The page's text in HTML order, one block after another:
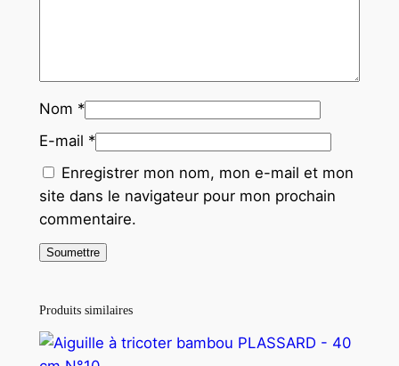
Nom *
E-mail *
Enregistrer mon nom, mon e-mail et mon
site dans le navigateur pour mon prochain
commentaire.
Produits similaires